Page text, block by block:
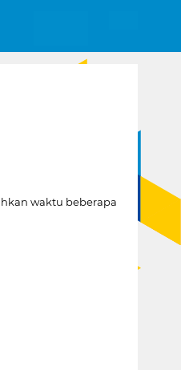
waktu beberapa